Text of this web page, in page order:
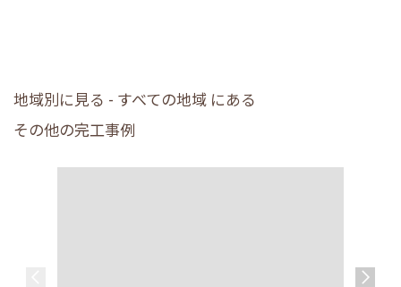
地域別に見る - すべての地域 にある
その他の完工事例